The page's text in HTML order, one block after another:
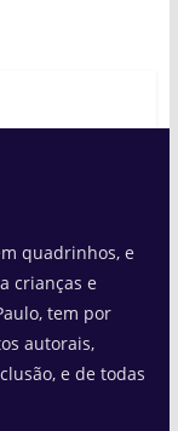
quadrinhos, e
crianças e
tem por
autorais,
e de todas